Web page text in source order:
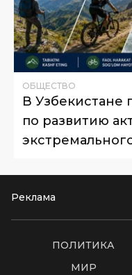
ОБЩЕСТВО
В Узбекистане
по развитию
Реклама
ПОЛИТИКА
МИР